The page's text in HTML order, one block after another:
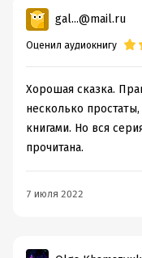
подряд и залпом
gal...@mail.ru
Оценил аудиокнигу
Хорошая сказка.
несколько
книгами. Но вся
прочитана.
7 июля 2022